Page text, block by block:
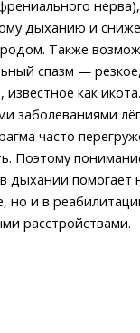
дыханию и
Также
спазм —
известное как
заболеваниями
часто
Поэтому
дыхании помогает
но и в
расстройствами.